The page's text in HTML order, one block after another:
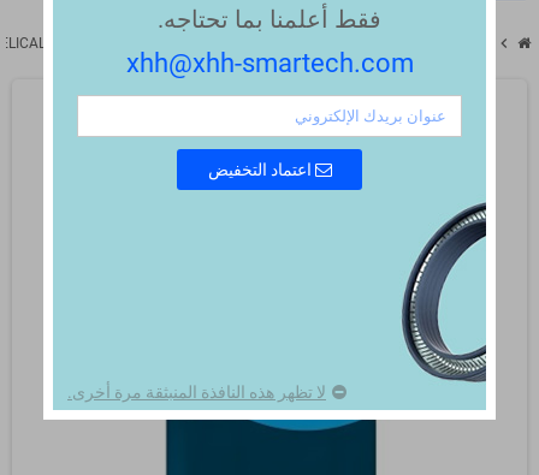
chevron_right
SPRING ENERGIZED PISTON SEAL
فقط أعلمنا بما تحتاجه.
xhh@xhh-smartech.com
اعتماد التخفيض
لا تظهر هذه النافذة المنبثقة مرة أخرى.